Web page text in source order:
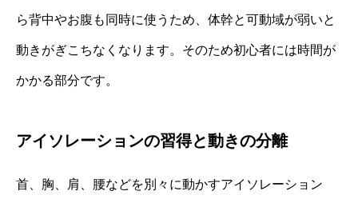
ら背中やお腹も同時に使うため、体幹と可動域が弱いと
動きがぎこちなくなります。そのため初心者には時間が
かかる部分です。
アイソレーションの習得と動きの分離
首、胸、肩、腰などを別々に動かすアイソレーション